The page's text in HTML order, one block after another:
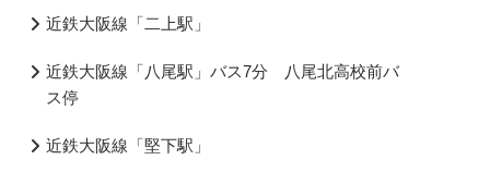
近鉄大阪線「二上駅」
近鉄大阪線「八尾駅」バス7分 八尾北高校前バ
ス停
近鉄大阪線「堅下駅」